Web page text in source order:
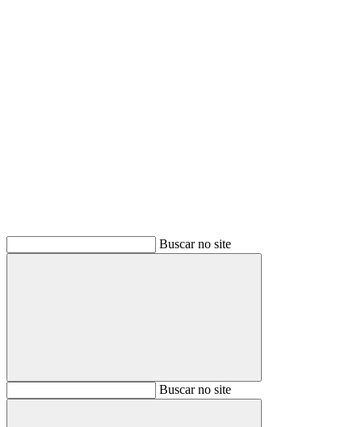
Buscar no site
BuscarBuscar no site